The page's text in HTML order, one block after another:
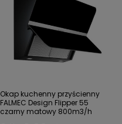
Okap kuchenny przyścienny
FALMEC Design Flipper 55
czarny matowy 800m3/h